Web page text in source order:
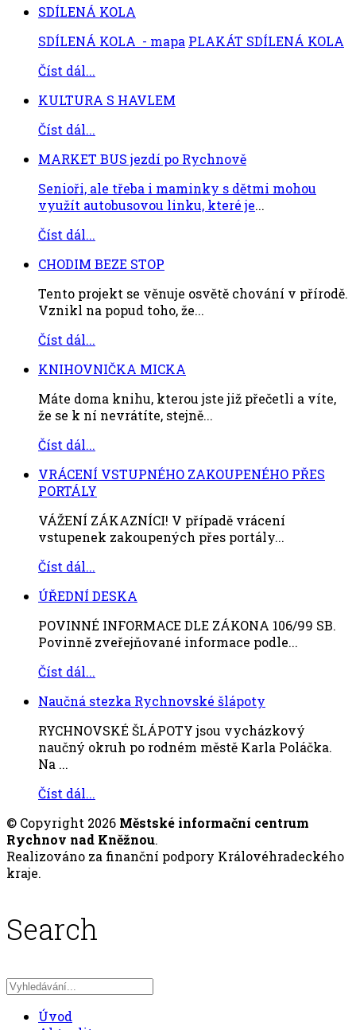
SDÍLENÁ KOLA
SDÍLENÁ KOLA - mapa PLAKÁT SDÍLENÁ KOLA
Číst dál...
KULTURA S HAVLEM
Číst dál...
MARKET BUS jezdí po Rychnově
Senioři, ale třeba i maminky s dětmi mohou
využít autobusovou linku, které je...
Číst dál...
CHODIM BEZE STOP
Tento projekt se věnuje osvětě chování v přírodě.
Vznikl na popud toho, že...
Číst dál...
KNIHOVNIČKA MICKA
Máte doma knihu, kterou jste již přečetli a víte,
že se k ní nevrátíte, stejně...
Číst dál...
VRÁCENÍ VSTUPNÉHO ZAKOUPENÉHO PŘES
PORTÁLY
VÁŽENÍ ZÁKAZNÍCI! V případě vrácení
vstupenek zakoupených přes portály...
Číst dál...
ÚŘEDNÍ DESKA
POVINNÉ INFORMACE DLE ZÁKONA 106/99 SB.
Povinně zveřejňované informace podle...
Číst dál...
Naučná stezka Rychnovské šlápoty
RYCHNOVSKÉ ŠLÁPOTY jsou vycházkový
naučný okruh po rodném městě Karla Poláčka.
Na ...
Číst dál...
© Copyright 2026 Městské informační centrum
Rychnov nad Kněžnou.
Realizováno za finanční podpory Královéhradeckého
kraje.
Search
Úvod